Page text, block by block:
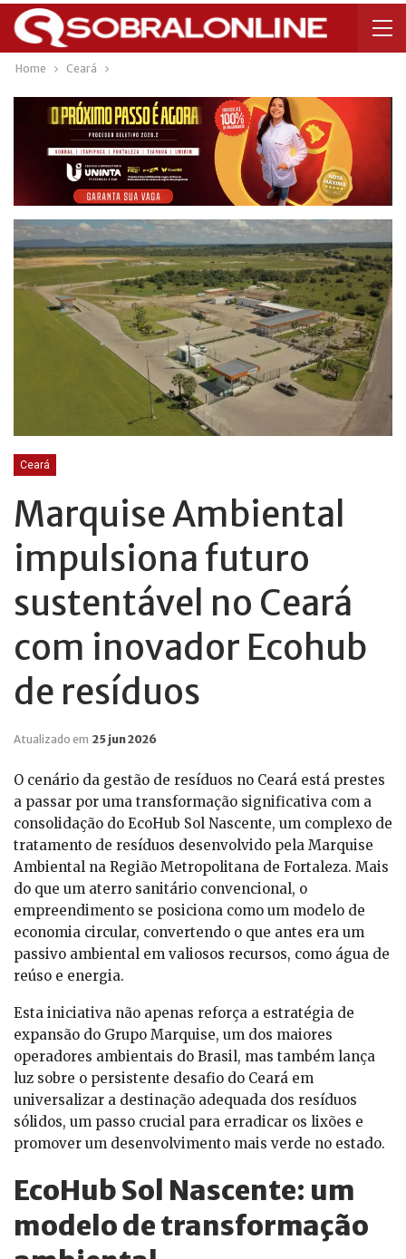
Home Ceará
Ceará
Marquise Ambiental
impulsiona futuro
sustentável no Ceará
com inovador Ecohub
de resíduos
Atualizado em 25 jun 2026
O cenário da gestão de resíduos no Ceará está prestes
a passar por uma transformação significativa com a
consolidação do EcoHub Sol Nascente, um complexo de
tratamento de resíduos desenvolvido pela Marquise
Ambiental na Região Metropolitana de Fortaleza. Mais
do que um aterro sanitário convencional, o
empreendimento se posiciona como um modelo de
economia circular, convertendo o que antes era um
passivo ambiental em valiosos recursos, como água de
reúso e energia.
Esta iniciativa não apenas reforça a estratégia de
expansão do Grupo Marquise, um dos maiores
operadores ambientais do Brasil, mas também lança
luz sobre o persistente desafio do Ceará em
universalizar a destinação adequada dos resíduos
sólidos, um passo crucial para erradicar os lixões e
promover um desenvolvimento mais verde no estado.
EcoHub Sol Nascente: um
modelo de transformação